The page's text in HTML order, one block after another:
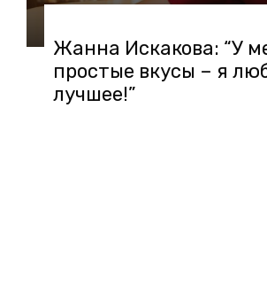
Жанна Искакова: “У
простые вкусы – я
лучшее!”